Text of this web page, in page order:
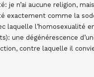
je n’ai aucune religion,
exactement comme la
laquelle l’homosexualité
une dégénérescence
contre laquelle il